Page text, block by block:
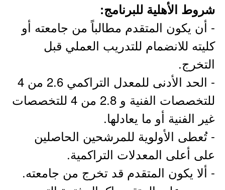
شروط الأهلية للبرنامج:
- أن يكون المتقدم مطالباً من جامعته أو
كليته للانضمام للتدريب العملي قبل
التخرج.
- الحد الأدنى للمعدل التراكمي 2.6 من 4
للتخصصات الفنية و 2.8 من 4 للتخصصات
غير الفنية أو ما يعادلها.
- تُعطى الأولوية للمرشحين الحاصلين
على أعلى المعدلات التراكمية.
- ألا يكون المتقدم قد تخرج من جامعته.